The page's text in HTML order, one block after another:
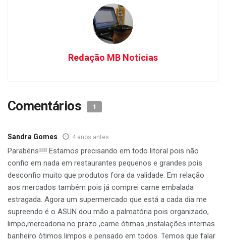
Redação MB Notícias
Comentários 1
Sandra Gomes 4 anos antes
Parabéns!!!! Estamos precisando em todo litoral pois não
confio em nada em restaurantes pequenos e grandes pois
desconfio muito que produtos fora da validade. Em relação
aos mercados também pois já comprei carne embalada
estragada. Agora um supermercado que está a cada dia me
supreendo é o ASUN dou mão a palmatória pois organizado,
limpo,mercadoria no prazo ,carne ótimas ,instalações internas
banheiro ótimos limpos e pensado em todos. Temos que falar